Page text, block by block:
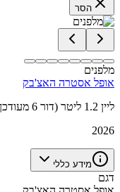
הסר
מלפנים
אופל אסטרה האצ'בק
GS ליין 1.2 ליטר (דור 6 מעודכן)
2026
מידע כללי
דגם